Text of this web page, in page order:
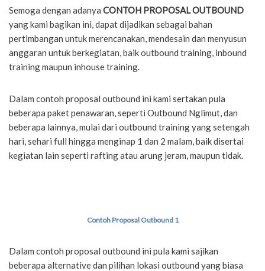
Semoga dengan adanya CONTOH PROPOSAL OUTBOUND
yang kami bagikan ini, dapat dijadikan sebagai bahan
pertimbangan untuk merencanakan, mendesain dan menyusun
anggaran untuk berkegiatan, baik outbound training, inbound
training maupun inhouse training.
Dalam contoh proposal outbound ini kami sertakan pula
beberapa paket penawaran, seperti Outbound Nglimut, dan
beberapa lainnya, mulai dari outbound training yang setengah
hari, sehari full hingga menginap 1 dan 2 malam, baik disertai
kegiatan lain seperti rafting atau arung jeram, maupun tidak.
Contoh Proposal Outbound 1
Dalam contoh proposal outbound ini pula kami sajikan
beberapa alternative dan pilihan lokasi outbound yang biasa